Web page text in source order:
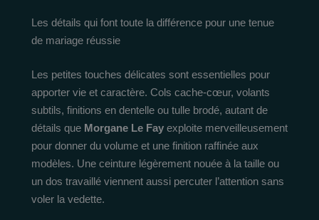
Les détails qui font toute la différence pour une tenue
de mariage réussie
Les petites touches délicates sont essentielles pour
apporter vie et caractère. Cols cache-cœur, volants
subtils, finitions en dentelle ou tulle brodé, autant de
détails que Morgane Le Fay exploite merveilleusement
pour donner du volume et une finition raffinée aux
modèles. Une ceinture légèrement nouée à la taille ou
un dos travaillé viennent aussi percuter l’attention sans
voler la vedette.